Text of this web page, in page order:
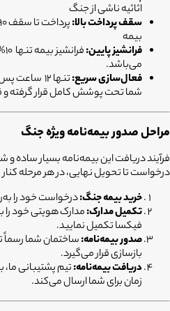
اثاثیه ناشی از جنگ
سقف پرداخت بالا:
بیمه
فرانشیز پایین:
می‌باشد.
فعال‌سازی سریع:
تنها 12
شما تحت پوشش کامل قرار گرفته و
مراحل صدور بیمه‌نامه ویژه جنگ
فرآیند دریافت این بیمه‌نامه بسیار
درخواست تا تحویل نهایی، در هر مرحله
خرید بیمه جنگ:درخواست خود را
تکمیل مدارک:مدارک هویتی خود را
فیکسا تکمیل نمایید.
صدور بیمه‌نامه:ساختمان شما
بازسازی قرار می‌گیرد.
دریافت بیمه‌نامه:تیم پشتیبانی
زمان برای شما ارسال می‌کند.